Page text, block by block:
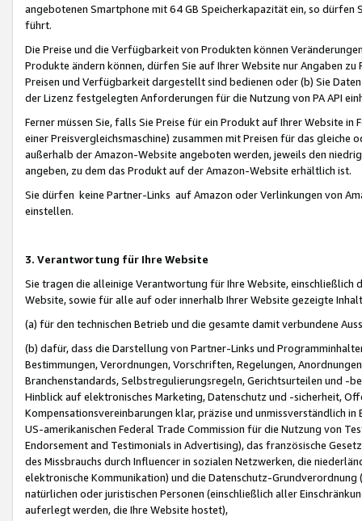
angebotenen Smartphone mit 64 GB Speicherkapazität ein, so dürfen
führt.
Die Preise und die Verfügbarkeit von Produkten können
Produkte ändern können, dürfen Sie auf Ihrer Website nur Angaben
Preisen und Verfügbarkeit dargestellt sind bedienen oder (b) Sie
der Lizenz festgelegten Anforderungen für die Nutzung von PA API
Ferner müssen Sie, falls Sie Preise für ein Produkt auf Ihrer Website
einer Preisvergleichsmaschine) zusammen mit Preisen für das
außerhalb der Amazon-Website angeboten werden, jeweils den
angeben, zu dem das Produkt auf der Amazon-Website erhältlich ist.
Sie dürfen keine Partner-Links auf Amazon oder Verlinkungen von
einstellen.
3. Verantwortung für Ihre Website
Sie tragen die alleinige Verantwortung für Ihre Website,
Website, sowie für alle auf oder innerhalb Ihrer Website gezeigte
(a) für den technischen Betrieb und die gesamte damit verbundene
(b) dafür, dass die Darstellung von Partner-Links und
Bestimmungen, Verordnungen, Vorschriften, Regelungen,
Branchenstandards, Selbstregulierungsregeln, Gerichtsurteilen und -
Hinblick auf elektronisches Marketing, Datenschutz und -sicherheit,
Kompensationsvereinbarungen klar, präzise und unmissverständlich
US-amerikanischen Federal Trade Commission für die Nutzung von
Endorsement and Testimonials in Advertising), das französische
des Missbrauchs durch Influencer in sozialen Netzwerken, die
elektronische Kommunikation) und die Datenschutz-
natürlichen oder juristischen Personen (einschließlich aller
auferlegt werden, die Ihre Website hostet),